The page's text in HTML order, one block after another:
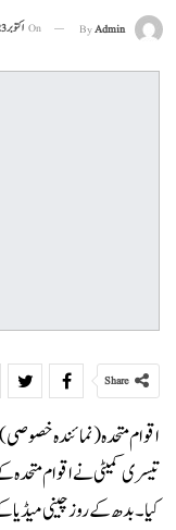
ByAdmin
On اکتوبر 23, 2024
Share
اقوام متحدہ(نمائندہ
تیسری کمیٹی نے اقوام متحدہ